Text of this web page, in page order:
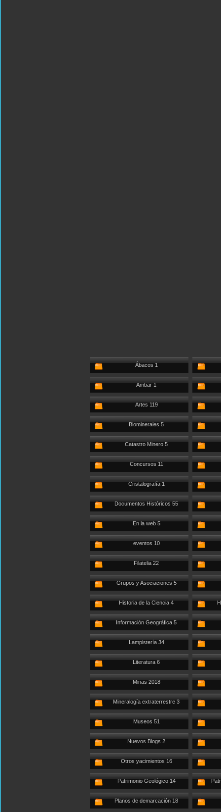
Ábacos 1
Ambar 1
Artes 119
Biominerales 5
Catastro Minero 5
Concursos 11
Cristalografía 1
Documentos Históricos 55
En la web 5
eventos 10
Filatelia 22
Grupos y Asociaciones 5
Historia de la Ciencia 4
Información Geográfica 5
Lampistería 34
Literatura 6
Minas 2018
Mineralogía extraterrestre 3
Museos 51
Nuevos Blogs 2
Otros yacimientos 16
Patrimonio Geológico 14
Planos de demarcación 18